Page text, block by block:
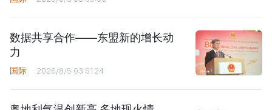
数据共享合作——东盟新的增长动
力
国际 2026/8/5 03:51:24